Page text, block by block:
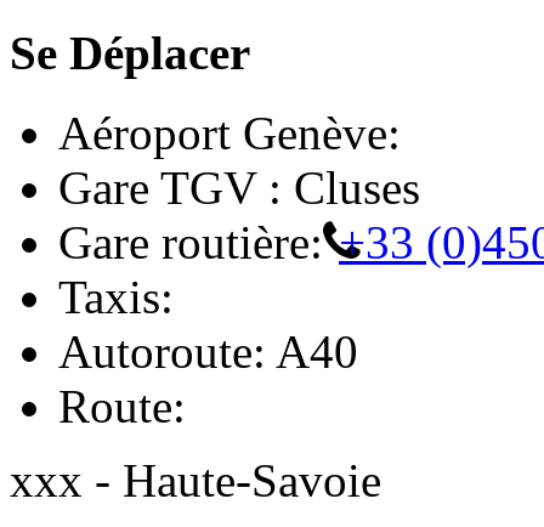
Se Déplacer
Aéroport Genève:
Gare TGV : Cluses
Gare routière: +33
Taxis:
Autoroute: A40
Route:
xxx - Haute-Savoie